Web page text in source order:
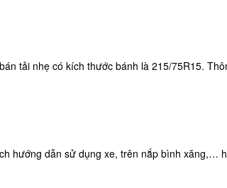
tải nhẹ có kích thước bánh là 215/75R15.
hướng dẫn sử dụng xe, trên nắp bình xăng,…